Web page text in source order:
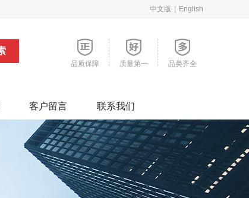
中文版 English
品质保障 质量第一 品类齐全
客户留言 联系我们